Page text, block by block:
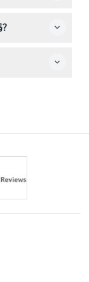
配有大窗户，
订。